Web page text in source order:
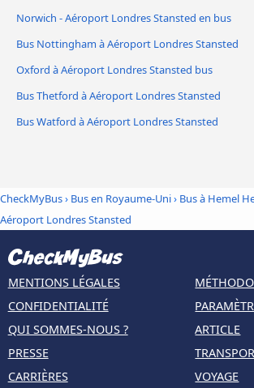
Norwich - Aéroport Londres Stansted en bus
Bus Nottingham à Aéroport Londres Stansted
Oxford à Aéroport Londres Stansted bus
Bus Thetford à Aéroport Londres Stansted
Bus Watford à Aéroport Londres Stansted
CheckMyBus› Bus en Royaume-Uni› Bus à Hemel
Aéroport Londres Stansted
MENTIONS LÉGALES
CONFIDENTIALITÉ
QUI SOMMES-NOUS ?
PRESSE
CARRIÈRES
ARTICLE
VOYAGE